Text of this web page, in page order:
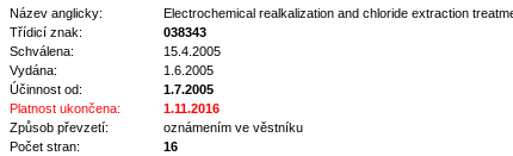
Název anglicky:
Electrochemical realkalization and chloride extraction
Třídicí znak:
038343
Schválena:
15.4.2005
Vydána:
1.6.2005
Účinnost od:
1.7.2005
Platnost ukončena:
1.11.2016
Způsob převzetí:
oznámením ve věstníku
Počet stran:
16